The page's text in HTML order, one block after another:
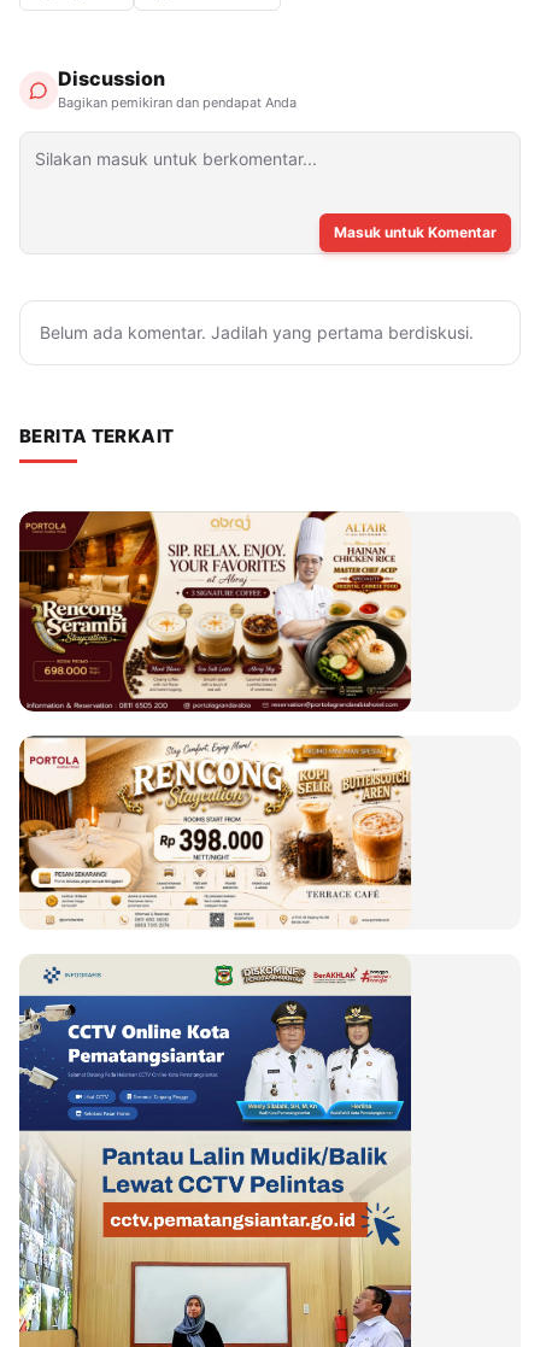
Discussion
Bagikan pemikiran dan pendapat Anda
Masuk untuk Komentar
Belum ada komentar. Jadilah yang pertama berdiskusi.
BERITA TERKAIT